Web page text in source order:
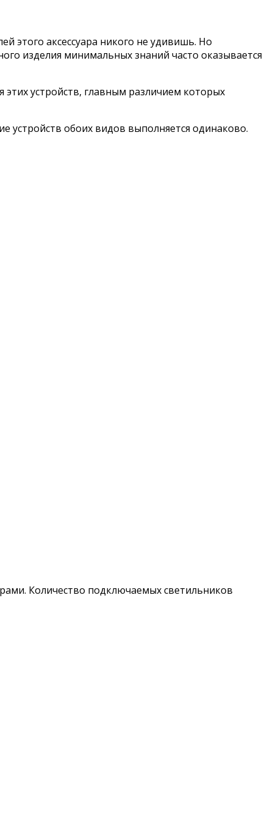
этого аксессуара никого не удивишь. Но
изделия минимальных знаний часто оказывается
устройств, главным различием которых
устройств обоих видов выполняется одинаково.
Количество подключаемых светильников